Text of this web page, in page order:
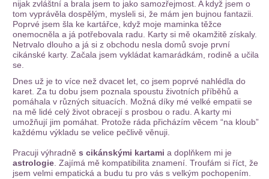
nijak zvláštní a brala jsem to jako samozřejmost. A když jsem o
tom vyprávěla dospělým, mysleli si, že mám jen bujnou fantazii.
Poprvé jsem šla ke kartářce, když moje maminka těžce
onemocněla a já potřebovala radu. Karty si mě okamžitě získaly.
Netrvalo dlouho a já si z obchodu nesla domů svoje první
cikánské karty. Začala jsem vykládat kamarádkám, rodině a učila
se.
Dnes už je to více než dvacet let, co jsem poprvé nahlédla do
karet. Za tu dobu jsem poznala spoustu životních příběhů a
pomáhala v různých situacích. Možná díky mé velké empatii se
na mě lidé celý život obracejí s prosbou o radu. A karty mi
umožňují jim pomáhat. Protože ráda přicházím věcem “na kloub”
každému výkladu se velice pečlivě věnuji.
Pracuji výhradně s cikánskými kartami a doplňkem mi je
astrologie . Zajímá mě kompatibilita znamení. Troufám si říct, že
jsem velmi empatická a budu tu pro vás s velkým pochopením.